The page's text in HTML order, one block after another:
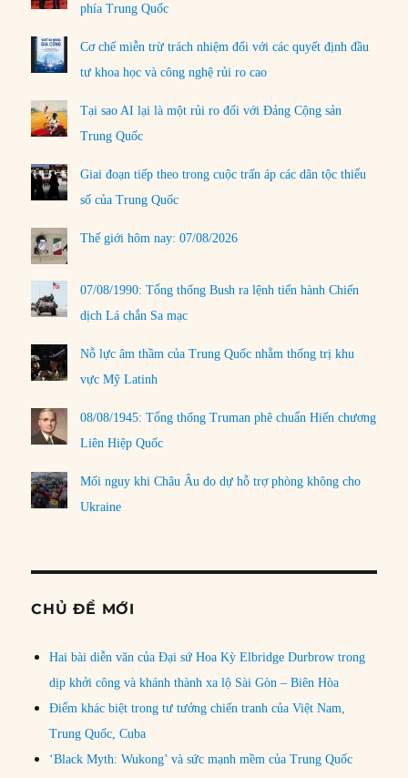
phía Trung Quốc
Cơ chế miễn trừ trách nhiệm đối với các quyết định đầu
tư khoa học và công nghệ rủi ro cao
Tại sao AI lại là một rủi ro đối với Đảng Cộng sản
Trung Quốc
Giai đoạn tiếp theo trong cuộc trấn áp các dân tộc thiểu
số của Trung Quốc
Thế giới hôm nay: 07/08/2026
07/08/1990: Tổng thống Bush ra lệnh tiến hành Chiến
dịch Lá chắn Sa mạc
Nỗ lực âm thầm của Trung Quốc nhằm thống trị khu
vực Mỹ Latinh
08/08/1945: Tổng thống Truman phê chuẩn Hiến chương
Liên Hiệp Quốc
Mối nguy khi Châu Âu do dự hỗ trợ phòng không cho
Ukraine
CHỦ ĐỀ MỚI
Hai bài diễn văn của Đại sứ Hoa Kỳ Elbridge Durbrow trong
dịp khởi công và khánh thành xa lộ Sài Gòn – Biên Hòa
Điểm khác biệt trong tư tưởng chiến tranh của Việt Nam,
Trung Quốc, Cuba
‘Black Myth: Wukong’ và sức mạnh mềm của Trung Quốc